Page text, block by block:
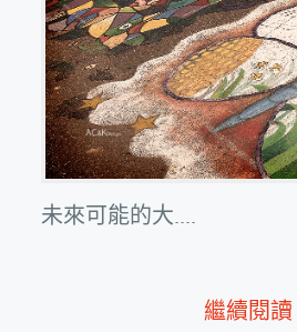
未來可能的大....
繼續閱讀